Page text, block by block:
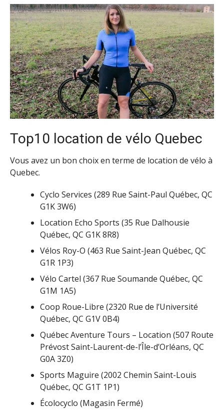
Top10 location de vélo Quebec
Vous avez un bon choix en terme de location de vélo à
Quebec.
Cyclo Services (289 Rue Saint-Paul Québec, QC
G1K 3W6)
Location Echo Sports (35 Rue Dalhousie
Québec, QC G1K 8R8)
Vélos Roy-O (463 Rue Saint-Jean Québec, QC
G1R 1P3)
Vélo Cartel (367 Rue Soumande Québec, QC
G1M 1A5)
Coop Roue-Libre (2320 Rue de l’Université
Québec, QC G1V 0B4)
Québec Aventure Tours – Location (507 Route
Prévost Saint-Laurent-de-l’Île-d’Orléans, QC
G0A 3Z0)
Sports Maguire (2002 Chemin Saint-Louis
Québec, QC G1T 1P1)
Écolocyclo (Magasin Fermé)